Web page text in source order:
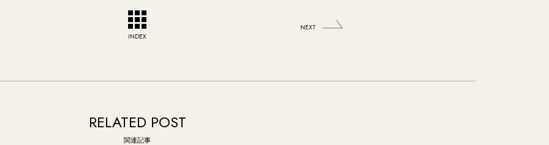
INDEX
NEXT
RELATED POST
関連記事